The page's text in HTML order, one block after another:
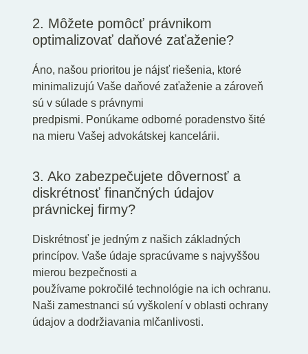
2. Môžete pomôcť právnikom
optimalizovať daňové zaťaženie?
Áno, našou prioritou je nájsť riešenia, ktoré
minimalizujú Vaše daňové zaťaženie a zároveň
sú v súlade s právnymi
predpismi. Ponúkame odborné poradenstvo šité
na mieru Vašej advokátskej kancelárii.
3. Ako zabezpečujete dôvernosť a
diskrétnosť finančných údajov
právnickej firmy?
Diskrétnosť je jedným z našich základných
princípov. Vaše údaje spracúvame s najvyššou
mierou bezpečnosti a
používame pokročilé technológie na ich ochranu.
Naši zamestnanci sú vyškolení v oblasti ochrany
údajov a dodržiavania mlčanlivosti.